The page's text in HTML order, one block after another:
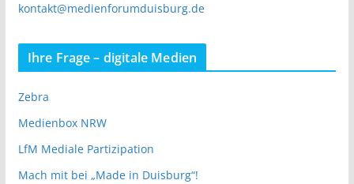
kontakt@medienforumduisburg.de
Ihre Frage – digitale Medien
Zebra
Medienbox NRW
LfM Mediale Partizipation
Mach mit bei „Made in Duisburg“!